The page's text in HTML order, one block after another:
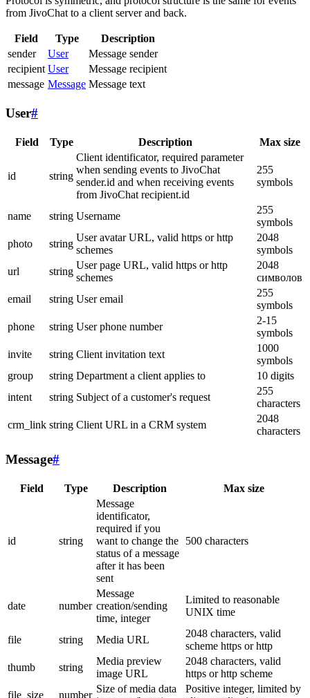
from JivoChat to a client server and back.
Field Type
Description
sender
User
Message sender
recipient User
Message recipient
message Message Message text
User#
Field Type Description Max size
id string
Client identificator, required parameter
when sending events to JivoChat
sender.id and when receiving events
from JivoChat recipient.id
255
symbols
name string Username
255
symbols
photo
string
User avatar URL, valid https or http
schemes
2048
symbols
url
string
User page URL, valid https or http
schemes
2048
символов
email
string User email
255
symbols
phone
string User phone number
2-15
symbols
invite
string Client invitation text
1000
symbols
group
string Department a client applies to
10 digits
intent
string Subject of a customer's request
255
characters
crm_link string Client URL in a CRM system
2048
characters
Message#
Field Type Description Max size
id string
Message
identificator,
required if you
want to change the
status of a message
after it has been
sent
500 characters
date number
Message
creation/sending
time, integer
Limited to reasonable
UNIX time
file string Media URL
2048 characters, valid
scheme https or http
thumb
string
Media preview
image URL
2048 characters, valid
https or http scheme
file_size
number
Size of media data
Positive integer, limited by